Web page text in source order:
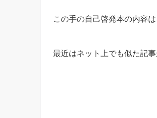
この手の自己啓発本の内容
最近はネット上でも似た記事